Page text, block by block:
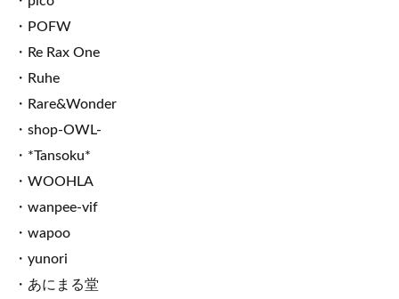
・POFW
・Re Rax One
・Ruhe
・Rare&Wonder
・shop-OWL-
・*Tansoku*
・WOOHLA
・wanpee-vif
・wapoo
・yunori
・あにまる堂